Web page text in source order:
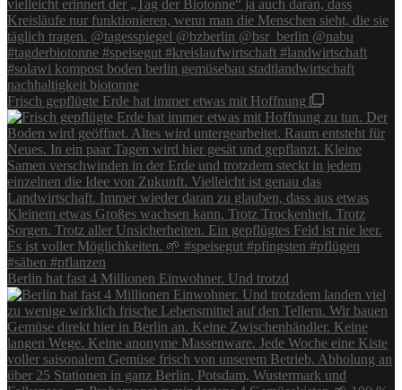
Frisch gepflügte Erde hat immer etwas mit Hoffnung
Berlin hat fast 4 Millionen Einwohner. Und trotzd